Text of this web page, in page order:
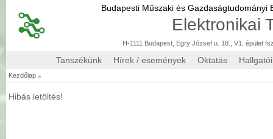
Budapesti Műszaki és Gazdaságtudományi
Elektronikai
H-1111 Budapest, Egry József u. 18., V1. épület
Tanszékünk Hírek / események Oktatás
Kezdőlap »
Hibás letöltés!